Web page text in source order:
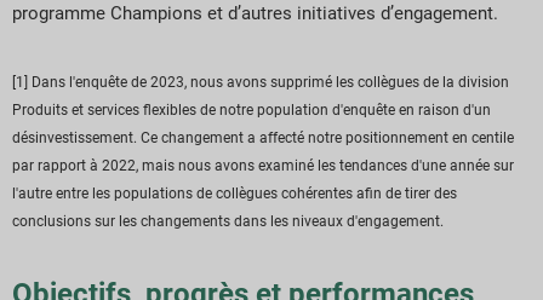
programme Champions et d’autres initiatives d’engagement.
[1] Dans l'enquête de 2023, nous avons supprimé les collègues de la division
Produits et services flexibles de notre population d'enquête en raison d'un
désinvestissement. Ce changement a affecté notre positionnement en centile
par rapport à 2022, mais nous avons examiné les tendances d'une année sur
l'autre entre les populations de collègues cohérentes afin de tirer des
conclusions sur les changements dans les niveaux d'engagement.